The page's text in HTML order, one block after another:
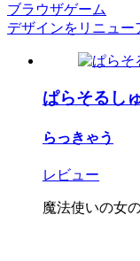
ブラウザゲーム
デザインをリニュー
ぱらそるし
らっきゃう
レビュー
魔法使いの女